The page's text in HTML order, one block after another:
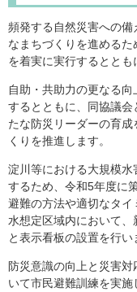
頻発する自然災害への
なまちづくりを進める
を着実に実行するととも
自助・共助力の更なる
するとともに、同協議
たな防災リーダーの育
くりを推進します。
淀川等における大規模
するため、令和5年度に
避難の方法や適切なタ
水想定区域内において
と表示看板の設置を行い
防災意識の向上と災害
いて市民避難訓練を実